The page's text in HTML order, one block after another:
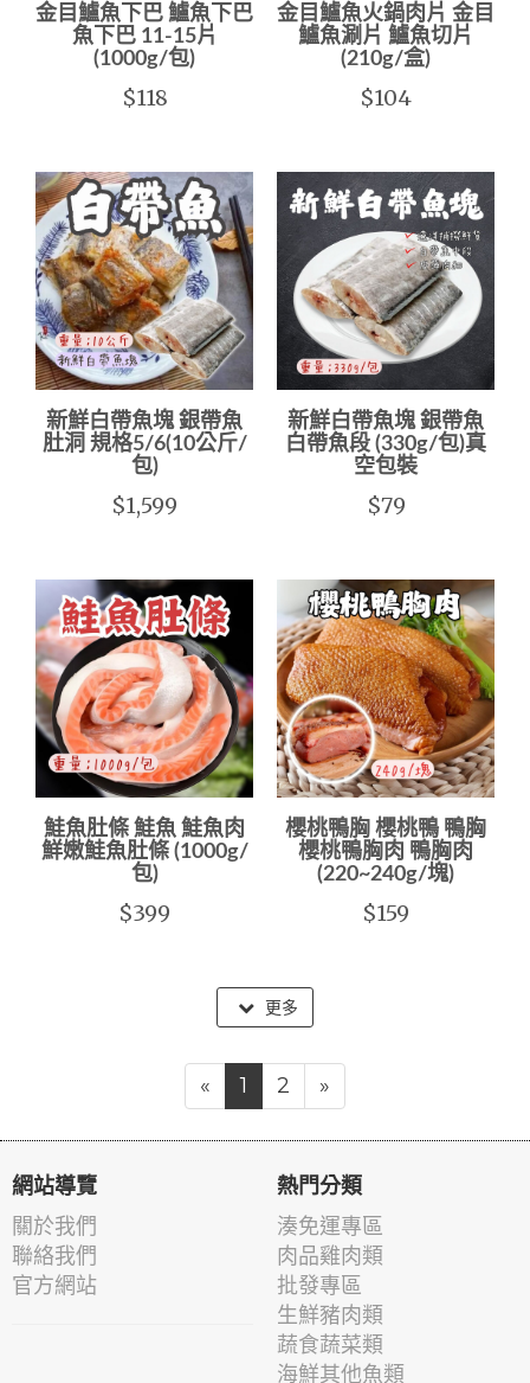
金目鱸魚下巴 鱸魚下巴
魚下巴 11-15片
(1000g/包)
$118
金目鱸魚火鍋肉片 金目
鱸魚涮片 鱸魚切片
(210g/盒)
$104
新鮮白帶魚塊 銀帶魚
肚洞 規格5/6(10公斤/
包)
$1,599
新鮮白帶魚塊 銀帶魚
白帶魚段 (330g/包)真
空包裝
$79
鮭魚肚條 鮭魚 鮭魚肉
鮮嫩鮭魚肚條 (1000g/
包)
$399
櫻桃鴨胸 櫻桃鴨 鴨胸
櫻桃鴨胸肉 鴨胸肉
(220~240g/塊)
$159
更多
« 1 2 »
網站導覽
關於我們
聯絡我們
官方網站
熱門分類
湊免運專區
肉品雞肉類
批發專區
生鮮豬肉類
蔬食蔬菜類
海鮮其他魚類